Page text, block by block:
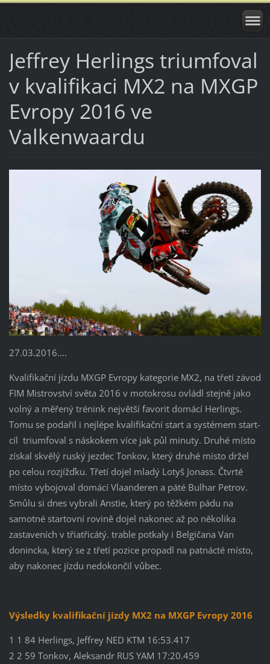
Jeffrey Herlings triumfoval
v kvalifikaci MX2 na MXGP
Evropy 2016 ve
Valkenwaardu
27.03.2016....
Kvalifikační jízdu MXGP Evropy kategorie MX2, na třetí závod
FIM Mistrovství světa 2016 v motokrosu ovládl stejně jako
volný a měřený trénink největší favorit domácí Herlings.
Tomu se podařil i nejlépe kvalifikační start a systémem start-
cíl triumfoval s náskokem více jak půl minuty. Druhé místo
získal skvělý ruský jezdec Tonkov, který druhé místo držel
po celou rozjížďku. Třetí dojel mladý Lotyš Jonass. Čtvrté
místo vybojoval domácí Vlaanderen a páté Bulhar Petrov.
Smůlu si dnes vybrali Anstie, který po těžkém pádu na
samotné startovní rovině dojel nakonec až po několika
zastaveních v třiatřicátý. trable potkaly i Belgičana Van
donincka, který se z třetí pozice propadl na patnácté místo,
aby nakonec jízdu nedokončil vůbec.
Výsledky kvalifikační jízdy MX2 na MXGP Evropy 2016
1 1 84 Herlings, Jeffrey NED KTM 16:53.417
2 2 59 Tonkov, Aleksandr RUS YAM 17:20.459